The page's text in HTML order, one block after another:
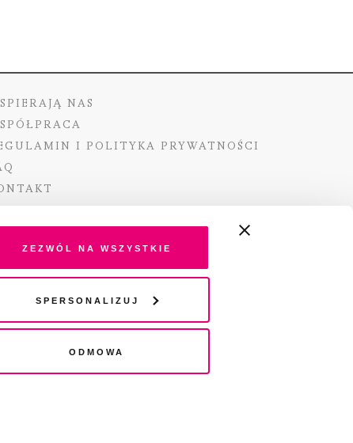
Zezwól na wszystkie
Spersonalizuj
Odmowa
NAS
I POLITYKA PRYWATNOŚCI
ze środków Ministra Kultury i Dziedzictwa
pochodzących z Funduszu Promocji Kultury –